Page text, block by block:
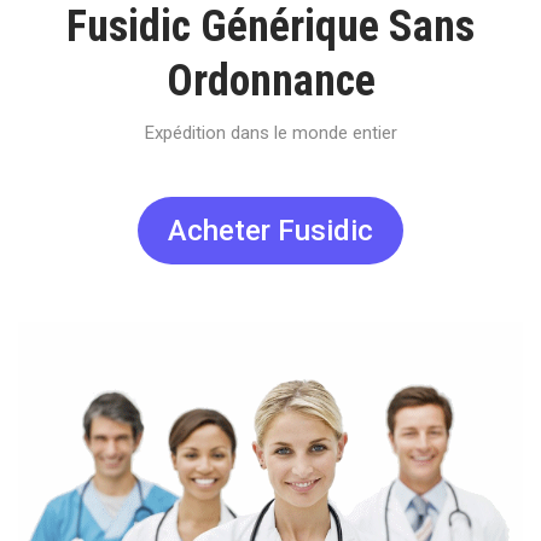
Fusidic Générique Sans
Ordonnance
Expédition dans le monde entier
Acheter Fusidic